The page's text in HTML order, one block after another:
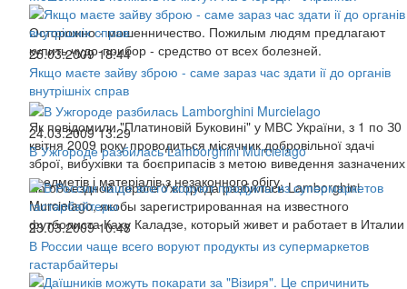
Осторожно - мошенничество. Пожилым людям предлагают
купить чудо-прибор - средство от всех болезней.
25.03.2009 18:44
Якщо маєте зайву зброю - саме зараз час здати ії до органів
внутрішніх справ
Як повідомили "Платиновій Буковині" у МВС України, з 1 по З0
квітня 2009 року проводиться місячник добровільної здачі
зброї, вибухівки та боєприпасів з метою виведення зазначених
предметів і матеріалів з незаконного обігу.
24.03.2009 13:29
В Ужгороде разбилась Lamborghini Murcielago
На объездной дороге Ужгорода разбилась Lamborghini
Murcielago, якобы зарегистрированная на известного
футболиста Каху Каладзе, который живет и работает в Италии
23.03.2009 10:48
В России чаще всего воруют продукты из супермаркетов
гастарбайтеры